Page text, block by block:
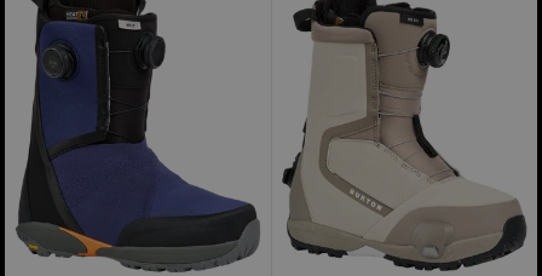
planche
neige
Waverange
pour
hommes
Bottes
neige
Highshot
Step
On®
pour